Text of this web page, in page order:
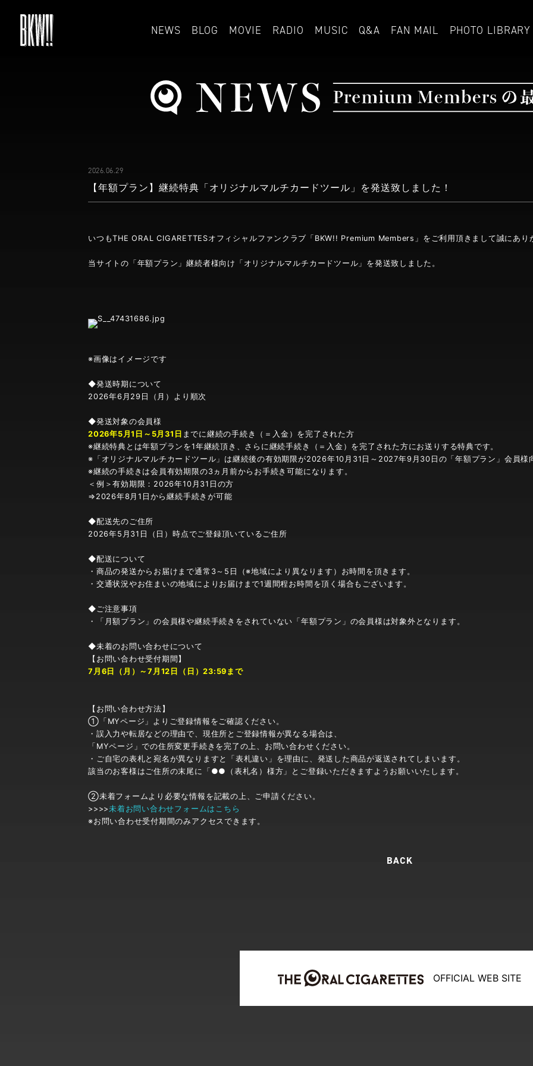
NEWS BLOG MOVIE RADIO MUSIC Q&A FAN MAIL PHOTO LIBRARY
2026.06.29
【年額プラン】継続特典「オリジナルマルチカードツール」を発送致しました！
いつもTHE ORAL CIGARETTESオフィシャルファンクラブ「BKW!! Premium Members」をご利用頂きまして誠にあり
当サイトの「年額プラン」継続者様向け「オリジナルマルチカードツール」を発送致しました。
※画像はイメージです
◆発送時期について
2026年6月 29日（月）より順次
◆発送対象の会員様
2026年5月1日～5月31日 までに継続の手続き（＝入金）を完了された方
※継続特典とは年額プランを1年継続頂き、さらに継続手続き（＝入金）を完了された方にお送りする特典です。
※「オリジナルマルチカードツール」は継続後の有効期限が2026年10月31日～2027年9月30日の「年額プラン」会員様
※継続の手続きは会員有効期限の3ヵ月前からお手続き可能になります。
＜例＞有効期限：2026年10月31日の方
⇒2026年8月1日から継続手続きが可能
◆配送先のご住所
2026年5月31日（日）時点でご登録頂いているご住所
◆配送について
・商品の発送からお届けまで通常3～5日（※地域により異なります）お時間を頂きます。
・交通状況やお住まいの地域によりお届けまで1週間程お時間を頂く場合もございます。
◆ご注意事項
・「月額プラン」の会員様や継続手続きをされていない「年額プラン」の会員様は対象外となります。
◆未着のお問い合わせについて
【お問い合わせ受付期間】
7月6日（月）～7月12日（日）23:59まで
【お問い合わせ方法】
①「MYページ」よりご登録情報をご確認ください。
・誤入力や転居などの理由で、現住所とご登録情報が異なる場合は、
「MYページ」での住所変更手続きを完了の上、お問い合わせください。
・ご自宅の表札と宛名が異なりますと「表札違い」を理由に、発送した商品が返送されてしまいます。
該当のお客様はご住所の末尾に「●●（表札名）様方」とご登録いただきますようお願いいたします。
②未着フォームより必要な情報を記載の上、ご申請ください。
>>>> 未着お問い合わせフォームはこちら
※お問い合わせ受付期間のみアクセスできます。
OFFICIAL WEB SITE